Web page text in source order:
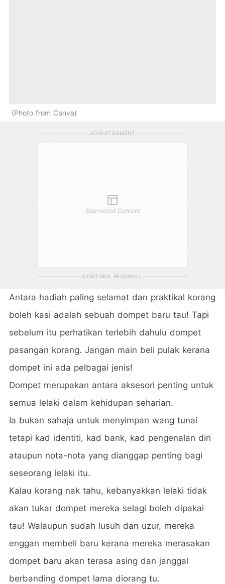
Photo from Canva
ADVERTISEMENT
Sponsored Content
CONTINUE READING
Antara hadiah paling selamat dan praktikal korang
boleh kasi adalah sebuah dompet baru tau! Tapi
sebelum itu perhatikan terlebih dahulu dompet
pasangan korang. Jangan main beli pulak kerana
dompet ini ada pelbagai jenis!
Dompet merupakan antara aksesori penting untuk
semua lelaki dalam kehidupan seharian.
Ia bukan sahaja untuk menyimpan wang tunai
tetapi kad identiti, kad bank, kad pengenalan diri
ataupun nota-nota yang dianggap penting bagi
seseorang lelaki itu.
Kalau korang nak tahu, kebanyakkan lelaki tidak
akan tukar dompet mereka selagi boleh dipakai
tau! Walaupun sudah lusuh dan uzur, mereka
enggan membeli baru kerana mereka merasakan
dompet baru akan terasa asing dan janggal
berbanding dompet lama diorang tu.